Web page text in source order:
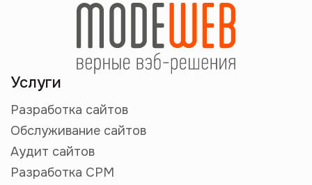
Услуги
Разработка сайтов
Обслуживание сайтов
Аудит сайтов
Разработка СРМ